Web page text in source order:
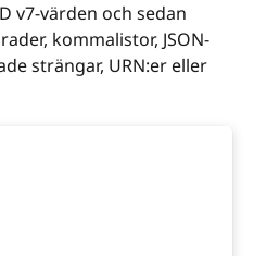
v7-värden och sedan
kommalistor, JSON-
strängar, URN:er eller